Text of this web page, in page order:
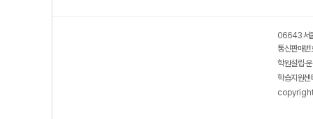
06643 서
통신판매
학원설립·
학습지원